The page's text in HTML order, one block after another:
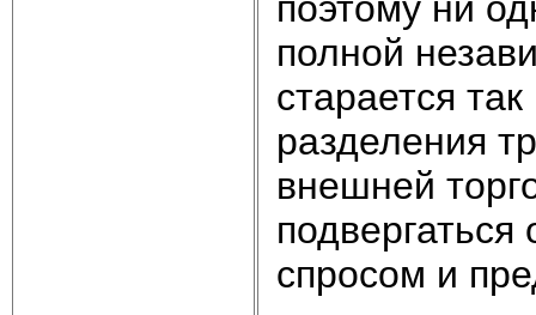
полной
старается
разделения
внешней
спросом и